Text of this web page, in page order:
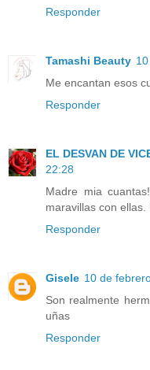
Responder
Tamashi Beauty
Me encantan esos
Responder
EL DESVAN DE
22:28
Madre mia
maravillas con ellas.
Responder
Gisele 10 de
Son realmente
uñas
Responder